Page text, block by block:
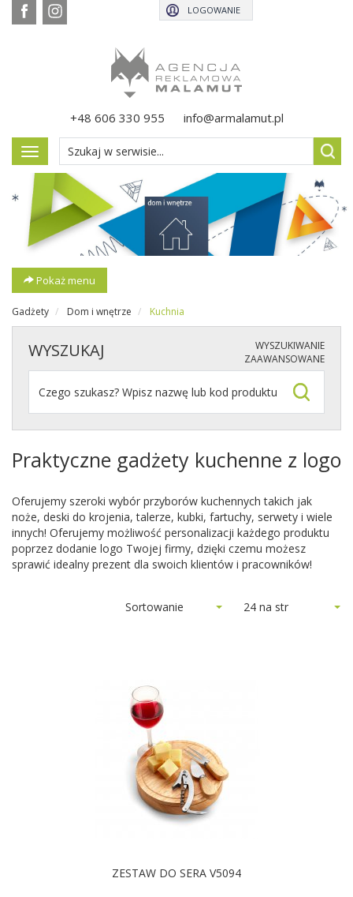
+48 606 330 955 info@armalamut.pl
LOGOWANIE
Pokaż
menu
Pokaż menu
Gadżety Dom i wnętrze Kuchnia
WYSZUKAJ
WYSZUKIWANIE
ZAAWANSOWANE
Praktyczne gadżety kuchenne z logo
Oferujemy szeroki wybór przyborów kuchennych takich jak
noże, deski do krojenia, talerze, kubki, fartuchy, serwety i wiele
innych! Oferujemy możliwość personalizacji każdego produktu
poprzez dodanie logo Twojej firmy, dzięki czemu możesz
sprawić idealny prezent dla swoich klientów i pracowników!
Sortowanie 24 na str
ZESTAW DO SERA V5094